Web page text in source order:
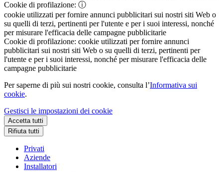
Cookie di profilazione: ⓘ
cookie utilizzati per fornire annunci pubblicitari sui nostri siti Web o
su quelli di terzi, pertinenti per l'utente e per i suoi interessi, nonché
per misurare l'efficacia delle campagne pubblicitarie
Cookie di profilazione: cookie utilizzati per fornire annunci
pubblicitari sui nostri siti Web o su quelli di terzi, pertinenti per
l'utente e per i suoi interessi, nonché per misurare l'efficacia delle
campagne pubblicitarie
Per saperne di più sui nostri cookie, consulta l’Informativa sui
cookie.
Gestisci le impostazioni dei cookie
Accetta tutti
Rifiuta tutti
Privati
Aziende
Installatori